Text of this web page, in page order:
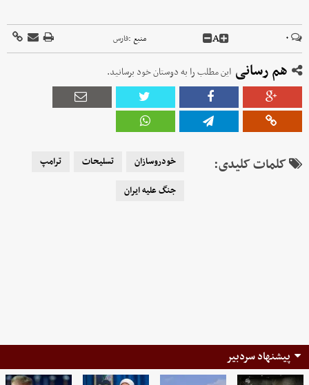
۰ A منبع :فارس
هم رسانی این مطلب را به دوستان خود برسانید.
کلمات کلیدی: خودروسازان تسلیحات
ترامپ
جنگ علیه ایران
پیشنهاد سردبیر